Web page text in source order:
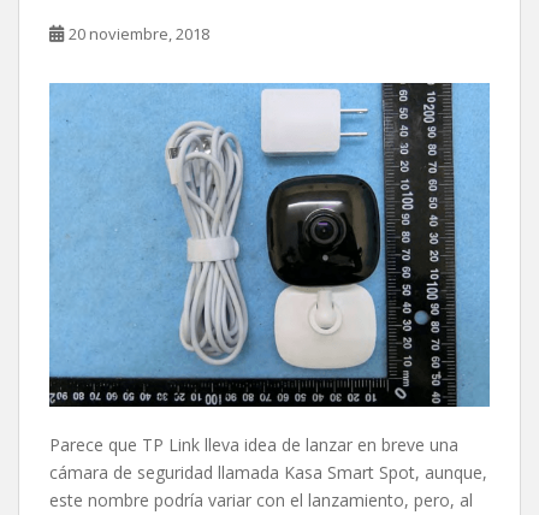
20 noviembre, 2018
Parece que TP Link lleva idea de lanzar en breve una
cámara de seguridad llamada Kasa Smart Spot, aunque,
este nombre podría variar con el lanzamiento, pero, al